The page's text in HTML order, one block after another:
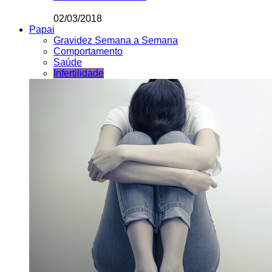
02/03/2018
Papai
Gravidez Semana a Semana
Comportamento
Saúde
Infertilidade